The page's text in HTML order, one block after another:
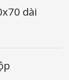
dài